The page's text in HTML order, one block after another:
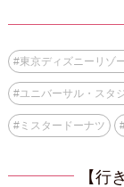
#東京ディズニーリゾ
#ユニバーサル・スタ
#ミスタードーナツ
【行